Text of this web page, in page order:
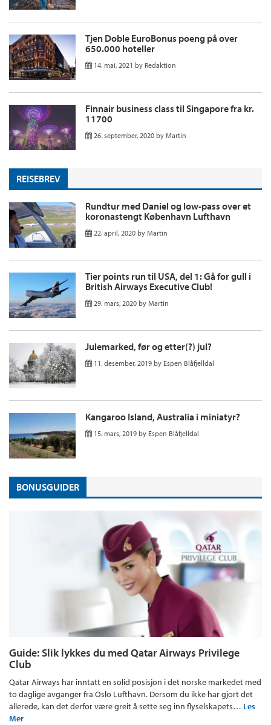
Tjen Doble EuroBonus poeng på over
650.000 hoteller
14. mai, 2021 by Redaktion
Finnair business class til Singapore fra kr.
11700
26. september, 2020 by Martin
REISEBREV
Rundtur med Daniel og low-pass over et
koronastengt København Lufthavn
22. april, 2020 by Martin
Tier points run til USA, del 1: Gå for gull i
British Airways Executive Club!
29. mars, 2020 by Martin
Julemarked, før og etter(?) jul?
11. desember, 2019 by Espen Blåfjelldal
Kangaroo Island, Australia i miniatyr?
15. mars, 2019 by Espen Blåfjelldal
BONUSGUIDER
Guide: Slik lykkes du med Qatar Airways Privilege
Club
Qatar Airways har inntatt en solid posisjon i det norske markedet med
to daglige avganger fra Oslo Lufthavn. Dersom du ikke har gjort det
allerede, kan det derfor være greit å sette seg inn flyselskapets… Les
Mer